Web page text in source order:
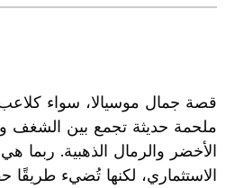
قصة جمال موسيالا، سواء
ملحمة حديثة تجمع بين الشغف
الأخضر والرمال الذهبية. ربما
الاستثماري، لكنها تُضيء طريقًا